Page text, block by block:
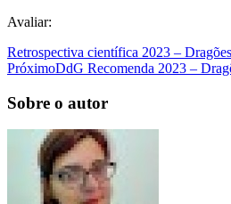
Avaliar:
Retrospectiva científica 2023 –
PróximoDdG Recomenda 2023 –
Sobre o autor